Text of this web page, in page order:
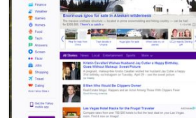
sitios
Web.
extensión
puede
acceder
a
tus